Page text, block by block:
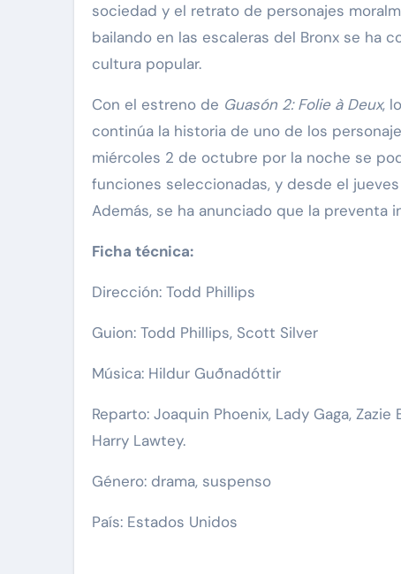
sociedad y el retrato de personajes
bailando en las escaleras del Bronx se ha
cultura popular.
Con el estreno de Guasón 2: Folie à Deux,
continúa la historia de uno de los
miércoles 2 de octubre por la noche se
funciones seleccionadas, y desde el
Además, se ha anunciado que la
Ficha técnica:
Dirección: Todd Phillips
Guion: Todd Phillips, Scott Silver
Música: Hildur Guðnadóttir
Reparto: Joaquin Phoenix, Lady Gaga,
Harry Lawtey.
Género: drama, suspenso
País: Estados Unidos